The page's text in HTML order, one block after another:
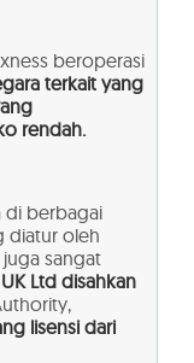
beroperasi
terkait yang
rendah.
di berbagai
diatur oleh
sangat
Ltd disahkan
lisensi dari